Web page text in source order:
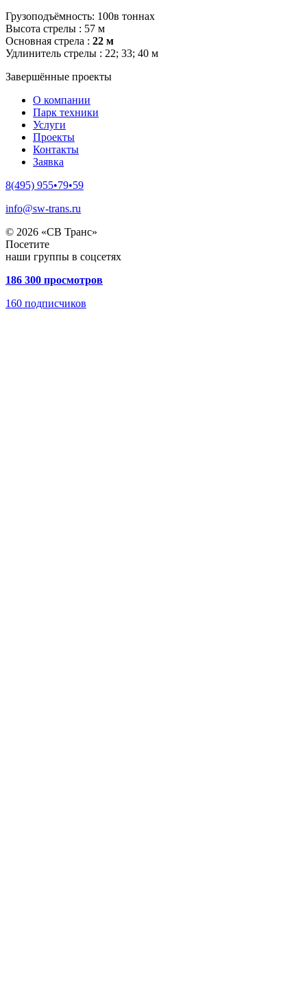
Грузоподъёмность: 100в тоннах
Высота стрелы : 57 м
Основная стрела : 22 м
Удлинитель стрелы : 22; 33; 40 м
Завершённые проекты
О компании
Парк техники
Услуги
Проекты
Контакты
Заявка
8(495) 955•79•59
info@sw-trans.ru
© 2026 «СВ Транс»
Посетите
наши группы в соцсетях
186 300 просмотров
160 подписчиков